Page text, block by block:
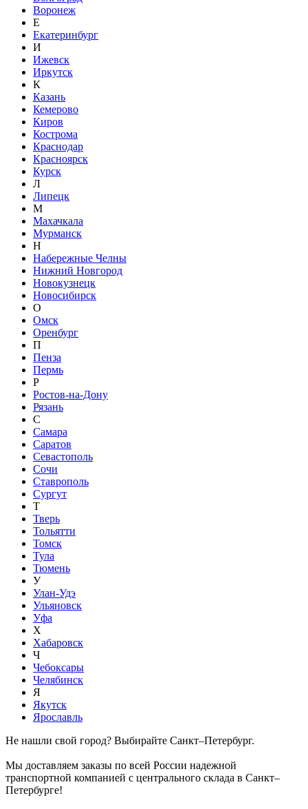
Воронеж
Е
Екатеринбург
И
Ижевск
Иркутск
К
Казань
Кемерово
Киров
Кострома
Краснодар
Красноярск
Курск
Л
Липецк
М
Махачкала
Мурманск
Н
Набережные Челны
Нижний Новгород
Новокузнецк
Новосибирск
О
Омск
Оренбург
П
Пенза
Пермь
Р
Ростов-на-Дону
Рязань
С
Самара
Саратов
Севастополь
Сочи
Ставрополь
Сургут
Т
Тверь
Тольятти
Томск
Тула
Тюмень
У
Улан-Удэ
Ульяновск
Уфа
Х
Хабаровск
Ч
Чебоксары
Челябинск
Я
Якутск
Ярославль
Не нашли свой город? Выбирайте Санкт–Петербург.
Мы доставляем заказы по всей России надежной
транспортной компанией с центрального склада в Санкт–
Петербурге!